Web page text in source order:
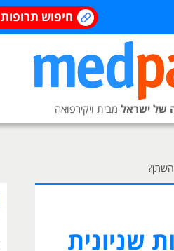
חיפוש תרופות
של ישראל מבית ויקירפואה
שניונית